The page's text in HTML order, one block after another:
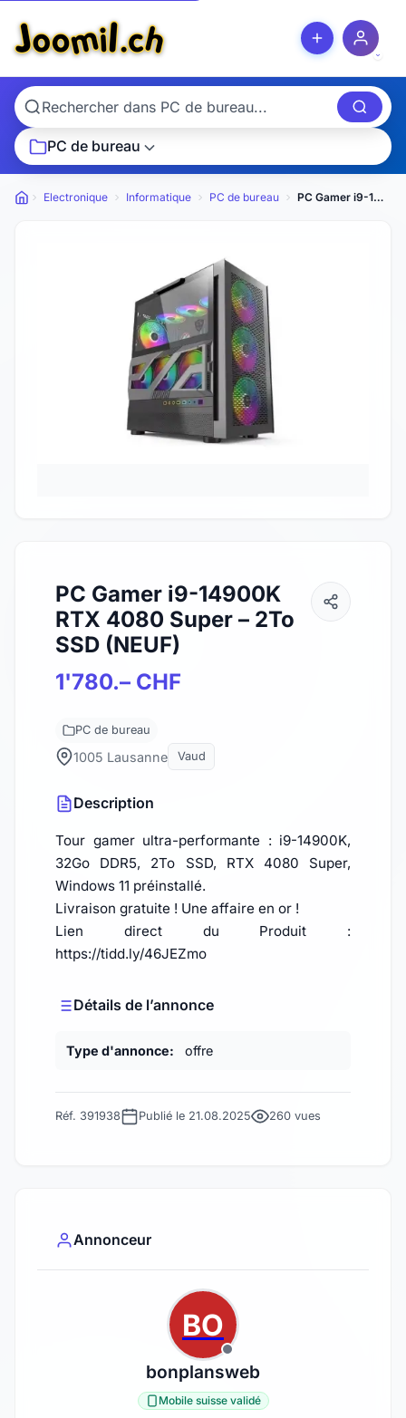
PC de bureau
Petites annonces
Electronique Informatique PC de bureau PC Gamer i9-14900K RTX 4080 Super – 2To SSD (NEUF)
PC Gamer i9-14900K
RTX 4080 Super – 2To
SSD (NEUF)
1'780.– CHF
PC de bureau
1005 Lausanne Vaud
Description
Tour gamer ultra-performante : i9-14900K,
32Go DDR5, 2To SSD, RTX 4080 Super,
Windows 11 préinstallé.
Livraison gratuite ! Une affaire en or !
Lien direct du Produit :
https://tidd.ly/46JEZmo
Détails de l’annonce
Type d'annonce: offre
Réf. 391938 Publié le 21.08.2025 260 vues
Annonceur
BO
bonplansweb
Mobile suisse validé